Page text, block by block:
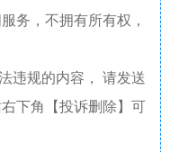
务，不拥有所有权，
违规的内容， 请发送
右下角【投诉删除】可